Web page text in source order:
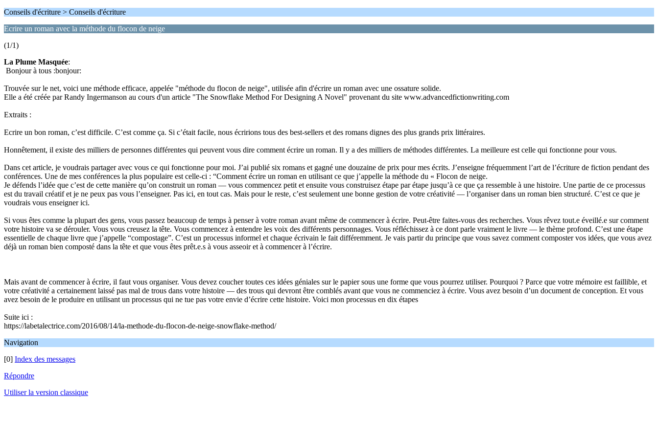
Conseils d'écriture > Conseils d'écriture
Ecrire un roman avec la méthode du flocon de neige
(1/1)
La Plume Masquée:
Bonjour à tous :bonjour:
Trouvée sur le net, voici une méthode efficace, appelée "méthode du flocon de neige", utilisée afin d'écrire un roman avec une ossature solide.
Elle a été créée par Randy Ingermanson au cours d'un article "The Snowflake Method For Designing A Novel" provenant du site www.advancedfictionwriting.com
Extraits :
Ecrire un bon roman, c’est difficile. C’est comme ça. Si c’était facile, nous écririons tous des best-sellers et des romans dignes des plus grands prix littéraires.
Honnêtement, il existe des milliers de personnes différentes qui peuvent vous dire comment écrire un roman. Il y a des milliers de méthodes différentes. La meilleure est celle qui fonctionne pour vous.
Dans cet article, je voudrais partager avec vous ce qui fonctionne pour moi. J’ai publié six romans et gagné une douzaine de prix pour mes écrits. J’enseigne fréquemment l’art de l’écriture de fiction pendant des
conférences. Une de mes conférences la plus populaire est celle-ci : “Comment écrire un roman en utilisant ce que j’appelle la méthode du « Flocon de neige.
Je défends l’idée que c’est de cette manière qu’on construit un roman — vous commencez petit et ensuite vous construisez étape par étape jusqu’à ce que ça ressemble à une histoire. Une partie de ce processus
est du travail créatif et je ne peux pas vous l’enseigner. Pas ici, en tout cas. Mais pour le reste, c’est seulement une bonne gestion de votre créativité — l’organiser dans un roman bien structuré. C’est ce que je
voudrais vous enseigner ici.
Si vous êtes comme la plupart des gens, vous passez beaucoup de temps à penser à votre roman avant même de commencer à écrire. Peut-être faites-vous des recherches. Vous rêvez tout.e éveillé.e sur comment
votre histoire va se dérouler. Vous vous creusez la tête. Vous commencez à entendre les voix des différents personnages. Vous réfléchissez à ce dont parle vraiment le livre — le thème profond. C’est une étape
essentielle de chaque livre que j’appelle “compostage”. C’est un processus informel et chaque écrivain le fait différemment. Je vais partir du principe que vous savez comment composter vos idées, que vous avez
déjà un roman bien composté dans la tête et que vous êtes prêt.e.s à vous asseoir et à commencer à l’écrire.
Mais avant de commencer à écrire, il faut vous organiser. Vous devez coucher toutes ces idées géniales sur le papier sous une forme que vous pourrez utiliser. Pourquoi ? Parce que votre mémoire est faillible, et
votre créativité a certainement laissé pas mal de trous dans votre histoire — des trous qui devront être comblés avant que vous ne commenciez à écrire. Vous avez besoin d’un document de conception. Et vous
avez besoin de le produire en utilisant un processus qui ne tue pas votre envie d’écrire cette histoire. Voici mon processus en dix étapes
Suite ici :
https://labetalectrice.com/2016/08/14/la-methode-du-flocon-de-neige-snowflake-method/
Navigation
[0] Index des messages
Répondre
Utiliser la version classique